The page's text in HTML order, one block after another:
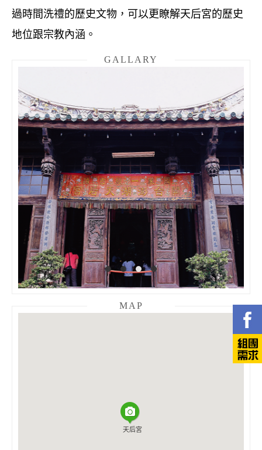
過時間洗禮的歷史文物，可以更瞭解天后宮的歷史
地位跟宗教內涵。
GALLARY
MAP
天后宮
天后宮